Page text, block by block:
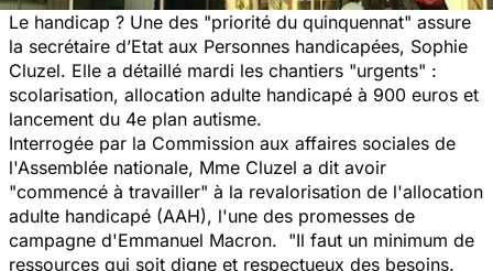
Le handicap ? Une des "priorité du quinquennat" assure
la secrétaire d’Etat aux Personnes handicapées, Sophie
Cluzel. Elle a détaillé mardi les chantiers "urgents" :
scolarisation, allocation adulte handicapé à 900 euros et
lancement du 4e plan autisme.
Interrogée par la Commission aux affaires sociales de
l'Assemblée nationale, Mme Cluzel a dit avoir
"commencé à travailler" à la revalorisation de l'allocation
adulte handicapé (AAH), l'une des promesses de
campagne d'Emmanuel Macron. "Il faut un minimum de
ressources qui soit digne et respectueux des besoins.